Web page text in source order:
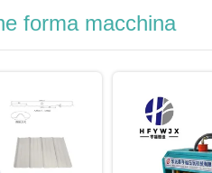
forma macchina